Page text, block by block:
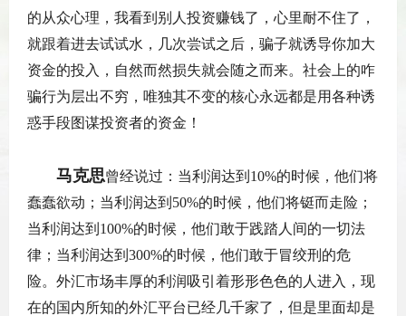
的从众心理，我看到别人投资赚钱了，心里耐不住了，
就跟着进去试试水，几次尝试之后，骗子就诱导你加大
资金的投入，自然而然损失就会随之而来。社会上的咋
骗行为层出不穷，唯独其不变的核心永远都是用各种诱
惑手段图谋投资者的资金！
马克思曾经说过：当利润达到10%的时候，他们将
蠢蠢欲动；当利润达到50%的时候，他们将铤而走险；
当利润达到100%的时候，他们敢于践踏人间的一切法
律；当利润达到300%的时候，他们敢于冒绞刑的危
险。外汇市场丰厚的利润吸引着形形色色的人进入，现
在的国内所知的外汇平台已经几千家了，但是里面却是